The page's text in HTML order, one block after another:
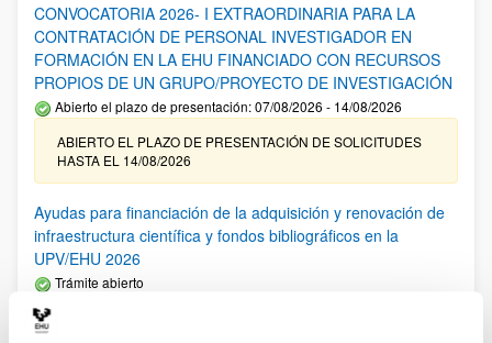
CONVOCATORIA 2026- I EXTRAORDINARIA PARA LA
CONTRATACIÓN DE PERSONAL INVESTIGADOR EN
FORMACIÓN EN LA EHU FINANCIADO CON RECURSOS
PROPIOS DE UN GRUPO/PROYECTO DE INVESTIGACIÓN
Abierto el plazo de presentación: 07/08/2026 - 14/08/2026
ABIERTO EL PLAZO DE PRESENTACIÓN DE SOLICITUDES
HASTA EL 14/08/2026
Ayudas para financiación de la adquisición y renovación de
infraestructura científica y fondos bibliográficos en la
UPV/EHU 2026
Trámite abierto